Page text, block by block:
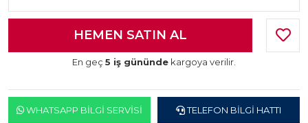
En geç 5 iş gününde kargoya verilir.
WHATSAPP BILGI SERVISI TELEFON BILGI HATTI